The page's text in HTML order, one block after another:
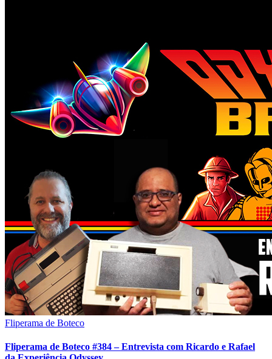
Fliperama de Boteco
Fliperama de Boteco #384 – Entrevista com Ricardo e Rafael